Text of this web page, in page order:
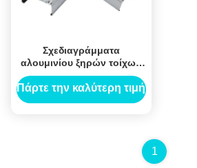
Σχεδιαγράμματα
αλουμινίου ξηρών τοίχων
γυψοσανίδας με ντυμένη
την ψευδάργυρος
επεξεργασία επιφάνειας
Πάρτε την καλύτερη τιμή
1